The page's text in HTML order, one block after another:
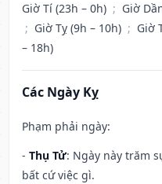
Giờ Tí (23h – 0h) ; Giờ
; Giờ Tỵ (9h – 10h) ; Giờ
– 18h)
Các Ngày Kỵ
Phạm phải ngày:
- Thụ Tử: Ngày này trăm
bất cứ việc gì.